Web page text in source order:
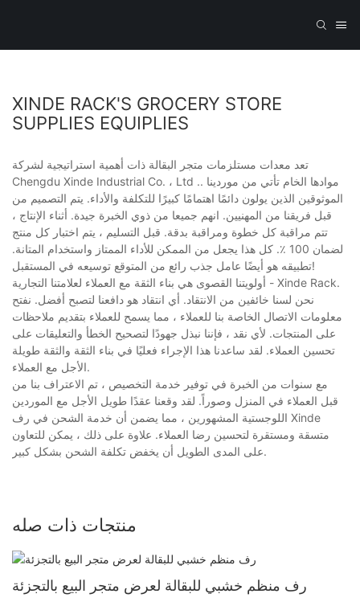
XINDE RACK'S GROCERY STORE
SUPPLIES EQUIPLIES
تعد معدات مستلزمات متجر البقالة ذات أهمية استراتيجية لشركة
Chengdu Xinde Industrial Co. ، Ltd .. موادها الخام تأتي من موردينا
الموثوقين الذين يولون دائمًا اهتمامًا كبيرًا للتكلفة والأداء. يتم التصميم من
قبل فريقنا من المهنيين. انهم جميعا من ذوي الخبرة جيدة. أثناء الإنتاج ،
تتم مراقبة كل خطوة ومراقبة بدقة. قبل التسليم ، يتم اختبار كل منتج
لضمان 100 ٪. كل هذا يجعل من الممكن للأداء الممتاز واستخدام المتانة.
تطبيقه هو أيضًا عامل جذب رائع من المتوقع توسيعه في المستقبل!
أولويتنا القصوى هي بناء الثقة مع العملاء لعلامتنا التجارية - Xinde Rack.
نحن لسنا خائفين من الانتقاد. أي انتقاد هو دافعنا لتصبح أفضل. نفتح
معلومات الاتصال الخاصة بنا للعملاء ، مما يسمح للعملاء بتقديم ملاحظات
على المنتجات. لأي نقد ، فإننا نبذل جهودًا لتصحيح الخطأ والتعليقات على
تحسين العملاء. لقد ساعدنا هذا الإجراء فعليًا في بناء الثقة والثقة طويلة
الأجل مع العملاء.
مع سنوات من الخبرة في توفير خدمة التخصيص ، تم الاعتراف بنا من
قبل العملاء في المنزل وصوراً. لقد وقعنا عقدًا طويل الأجل مع الموردين
اللوجستية المشهورين ، مما يضمن أن خدمة الشحن في رف Xinde
متسقة ومستقرة لتحسين رضا العملاء. علاوة على ذلك ، يمكن للتعاون
على المدى الطويل أن يخفض تكلفة الشحن بشكل كبير.
منتجات ذات صله
رف منظم خشبي للبقالة لعرض متجر البيع بالتجزئة